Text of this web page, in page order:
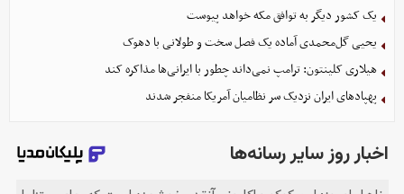
یک کشور دیگر به توافق مکه خواهد پیوست
یحیی گل‌محمدی آماده یک فصل سخت و طولانی با دهوک
هیلاری کلینتون: ترامپ نمی‌داند چطور با ایرانی‌ها مذاکره کند
پهپادهای ایران نزدیک سر نظامیان آمریکا منفجر شدند